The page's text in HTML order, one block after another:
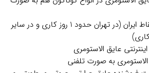
2- ارسال به تمامی نقاط ایران (در تهران حدود 1 روز کاری و در سایر